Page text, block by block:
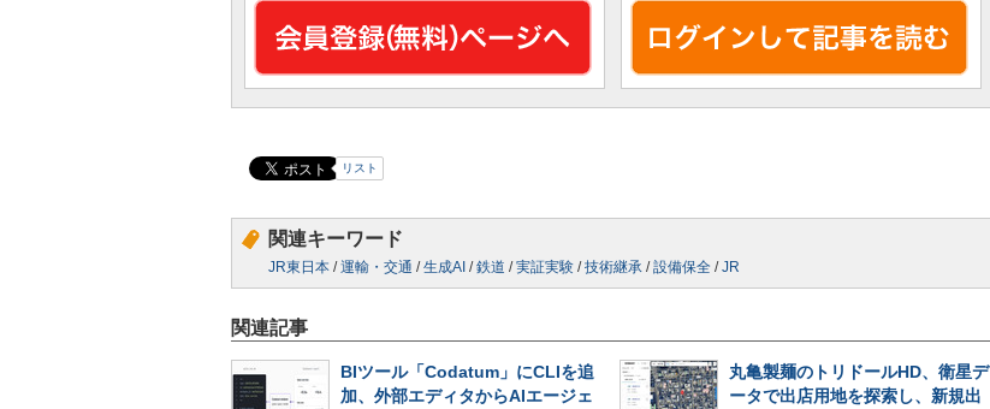
リスト
関連キーワード
JR東日本 /運輸・交通 /生成AI /鉄道 /実証実験 /技術継承 /設備保全 /JR
関連記事
BIツール「Codatum」にCLIを追
加、外部エディタからAIエージェ
丸亀製麺のトリドールHD、衛星デ
ータで出店用地を探索し、新規出